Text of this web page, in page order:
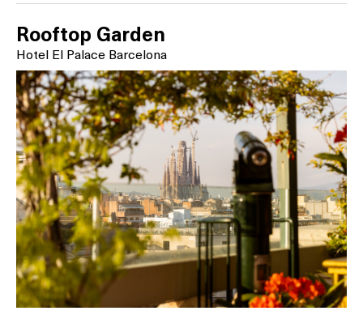
Rooftop Garden
Hotel El Palace Barcelona